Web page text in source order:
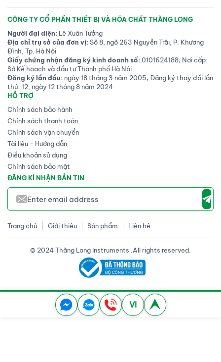
CÔNG TY CỔ PHẦN THIẾT BỊ VÀ HÓA CHẤT THĂNG LONG
Người đại diện: Lê Xuân Tưởng
Địa chỉ trụ sở của đơn vị:Số 8, ngõ 263 Nguyễn Trãi, P. Khương
Đình, Tp. Hà Nội
Giấy chứng nhận đăng ký kinh doanh số:0101624188; Nơi cấp:
Sở Kế hoạch và đầu tư Thành phố Hà Nội
Đăng ký lần đầu: ngày 18 tháng 3 năm 2005; Đăng ký thay đổi lần
thứ: 12, ngày 12 tháng 8 năm 2024
HỖ TRỢ
Chính sách bảo hành
Chính sách thanh toán
Chính sách vận chuyển
Tài liệu - Hướng dẫn
Điều khoản sử dụng
Chính sách bảo mật
ĐĂNG KÍ NHẬN BẢN TIN
Trang chủ Giới thiệu Sản phẩm Liên hệ
© 2024 Thăng Long Instruments .All rights reserved.
VI